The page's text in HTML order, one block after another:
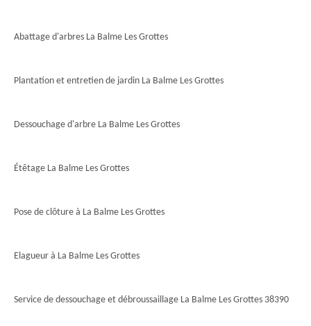
Abattage d'arbres La Balme Les Grottes
Plantation et entretien de jardin La Balme Les Grottes
Dessouchage d'arbre La Balme Les Grottes
Étêtage La Balme Les Grottes
Pose de clôture à La Balme Les Grottes
Elagueur à La Balme Les Grottes
Service de dessouchage et débroussaillage La Balme Les Grottes 38390